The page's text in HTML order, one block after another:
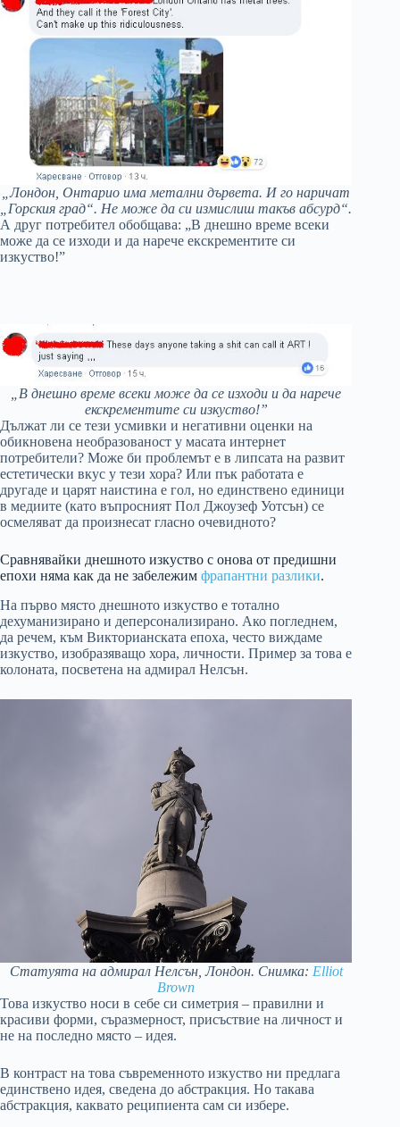
„Лондон, Онтарио има метални дървета. И го наричат
„Горския град“. Не може да си измислиш такъв абсурд“.
А друг потребител обобщава: „В днешно време всеки
може да се изходи и да нарече екскрементите си
изкуство!”
„В днешно време всеки може да се изходи и да нарече
екскрементите си изкуство!”
Дължат ли се тези усмивки и негативни оценки на
обикновена необразованост у масата интернет
потребители? Може би проблемът е в липсата на развит
естетически вкус у тези хора? Или пък работата е
другаде и царят наистина е гол, но единствено единици
в медиите (като въпросният Пол Джоузеф Уотсън) се
осмеляват да произнесат гласно очевидното?
Сравнявайки днешното изкуство с онова от предишни
епохи няма как да не забележим фрапантни разлики.
На първо място днешното изкуство е тотално
дехуманизирано и деперсонализирано. Ако погледнем,
да речем, към Викторианската епоха, често виждаме
изкуство, изобразяващо хора, личности. Пример за това е
колоната, посветена на адмирал Нелсън.
Статуята на адмирал Нелсън, Лондон. Снимка: Elliot
Brown
Това изкуство носи в себе си симетрия – правилни и
красиви форми, съразмерност, присъствие на личност и
не на последно място – идея.
В контраст на това съвременното изкуство ни предлага
единствено идея, сведена до абстракция. Но такава
абстракция, каквато реципиента сам си избере.